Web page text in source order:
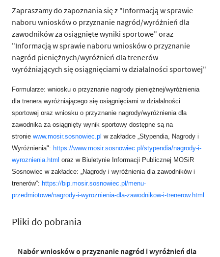
Zapraszamy do zapoznania się z "Informacją w sprawie
naboru wniosków o przyznanie nagród/wyróżnień dla
zawodników za osiągnięte wyniki sportowe" oraz
"Informacją w sprawie naboru wniosków o przyznanie
nagród pieniężnych/wyróżnień dla trenerów
wyróżniających się osiągnięciami w działalności sportowej"
Formularze: wniosku o przyznanie nagrody pieniężnej/wyróżnienia
dla trenera wyróżniającego się osiągnięciami w działalności
sportowej oraz wniosku o przyznanie nagrody/wyróżnienia dla
zawodnika za osiągnięty wynik sportowy dostępne są na
stronie www.mosir.sosnowiec.pl w zakładce „Stypendia, Nagrody i
Wyróżnienia": https://www.mosir.sosnowiec.pl/stypendia/nagrody-i-
wyroznienia.html oraz w Biuletynie Informacji Publicznej MOSiR
Sosnowiec w zakładce: „Nagrody i wyróżnienia dla zawodników i
trenerów”: https://bip.mosir.sosnowiec.pl/menu-
przedmiotowe/nagrody-i-wyroznienia-dla-zawodnikow-i-trenerow.html
Pliki do pobrania
Nabór wniosków o przyznanie nagród i wyróżnień dla